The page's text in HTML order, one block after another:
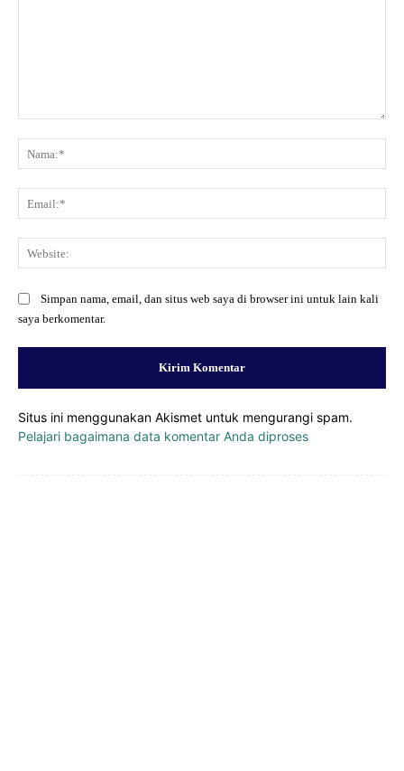
Simpan nama, email, dan situs web saya di browser ini untuk lain kali
saya berkomentar.
Situs ini menggunakan Akismet untuk mengurangi spam.
Pelajari bagaimana data komentar Anda diproses